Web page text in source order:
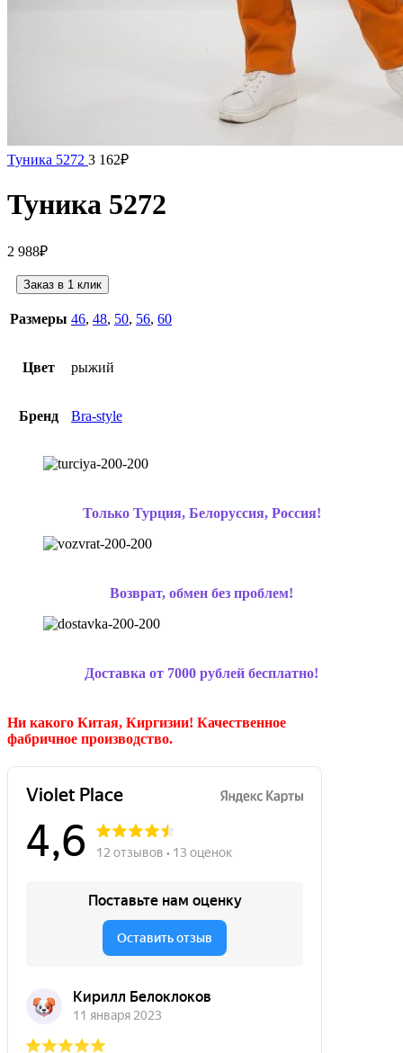
Туника 5272 3 162₽
Туника 5272
2 988₽
Заказ в 1 клик
Размеры 46, 48, 50, 56, 60
Цвет рыжий
Бренд Bra-style
Только Турция, Белоруссия, Россия!
Возврат, обмен без проблем!
Доставка от 7000 рублей бесплатно!
Ни какого Китая, Киргизии! Качественное
фабричное производство.